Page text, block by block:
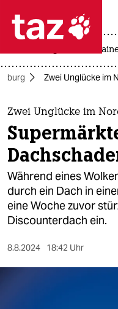
 taz
themen
politik
öko
gesellschaft
kultur
sport
krieg in der
Zwei Unglücke im
Zwei Unglücke im
Während eines
durch ein Dach in
eine Woche zuvor
Discounterdach ein.
8.8.2024 18:42 Uhr